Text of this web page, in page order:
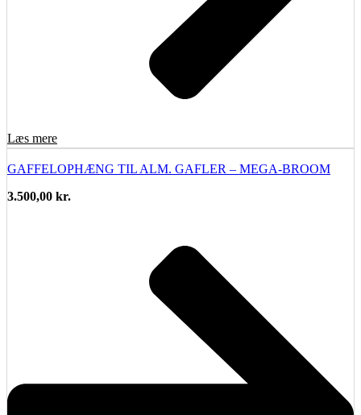
Læs mere
GAFFELOPHÆNG TIL ALM. GAFLER – MEGA-BROOM
3.500,00 kr.